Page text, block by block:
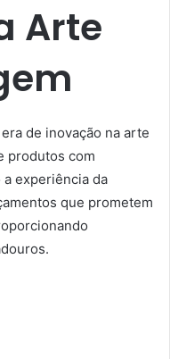
Arte
de inovação na arte
produtos com
experiência da
que prometem